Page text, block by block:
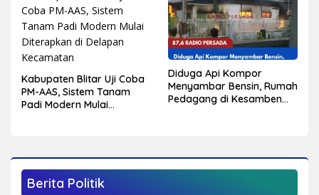
Kabupaten Blitar Uji Coba
PM-AAS, Sistem Tanam
Padi Modern Mulai
Diduga Api Kompor
Menyambar Bensin, Rumah
Pedagang di Kesamben
Berita Politik